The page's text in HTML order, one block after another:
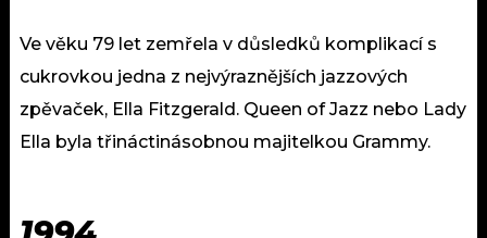
Ve věku 79 let zemřela v důsledků komplikací s
cukrovkou jedna z nejvýraznějších jazzových
zpěvaček, Ella Fitzgerald. Queen of Jazz nebo Lady
Ella byla třináctinásobnou majitelkou Grammy.